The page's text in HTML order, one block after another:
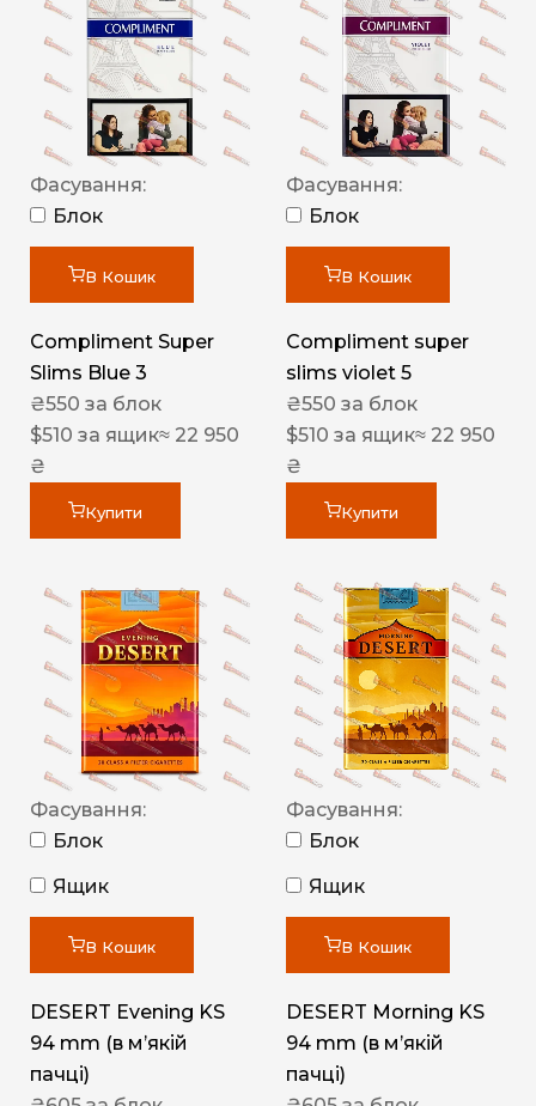
Фасування:
Блок
В Кошик
Compliment Super
Slims Blue 3
₴550 за блок
$510 за ящик≈ 22 950
₴
Купити
Фасування:
Блок
В Кошик
Compliment super
slims violet 5
₴550 за блок
$510 за ящик≈ 22 950
₴
Купити
Фасування:
Блок
Ящик
В Кошик
DESERT Evening KS
94 mm (в мʼякій
пачці)
Фасування:
Блок
Ящик
В Кошик
DESERT Morning KS
94 mm (в мʼякій
пачці)